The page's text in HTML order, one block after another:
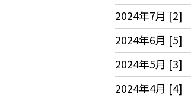
2024年7月 [2]
2024年6月 [5]
2024年5月 [3]
2024年4月 [4]